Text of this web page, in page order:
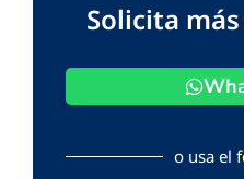
Solicita
o usa el